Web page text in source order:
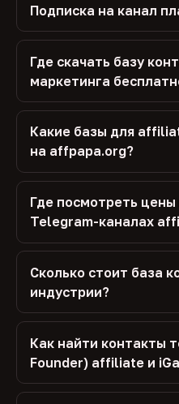
Подписка на канал
Где скачать базу
маркетинга
Какие базы для
на affpapa.org?
Где посмотреть цены
Telegram-каналах
Сколько стоит база
индустрии?
Как найти контакты
Founder) affiliate и